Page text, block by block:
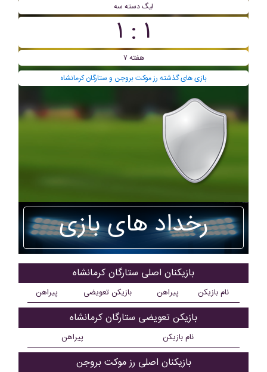
ليگ دسته سه
۱ : ۱
هفته ۷
بازی های گذشته رز موکت بروجن و ستارگان کرمانشاه
رخداد های بازی
بازیکنان اصلی ستارگان کرمانشاه
نام بازیکن پیراهن بازیکن تعویضی پیراهن
بازیکن تعویضی ستارگان کرمانشاه
نام بازیکن پیراهن
بازیکنان اصلی رز موکت بروجن